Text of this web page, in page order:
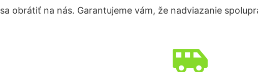
sa obrátiť na nás. Garantujeme vám, že nadviazanie